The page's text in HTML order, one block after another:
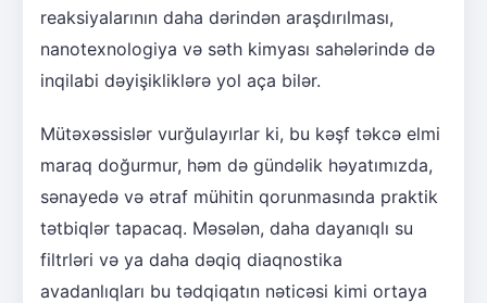
reaksiyalarının daha dərindən araşdırılması,
nanotexnologiya və səth kimyası sahələrində də
inqilabi dəyişikliklərə yol aça bilər.
Mütəxəssislər vurğulayırlar ki, bu kəşf təkcə elmi
maraq doğurmur, həm də gündəlik həyatımızda,
sənayedə və ətraf mühitin qorunmasında praktik
tətbiqlər tapacaq. Məsələn, daha dayanıqlı su
filtrləri və ya daha dəqiq diaqnostika
avadanlıqları bu tədqiqatın nəticəsi kimi ortaya